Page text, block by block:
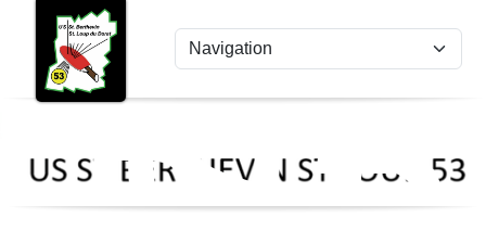
US
Panneau de gestion des cookies